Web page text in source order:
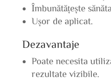
Îmbunătățește
Ușor de aplicat.
Dezavantaje
Poate necesita
rezultate vizibile.